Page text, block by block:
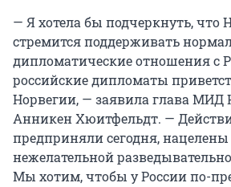
— Я хотела бы подчеркнуть, что
стремится поддерживать
дипломатические отношения с
российские дипломаты
Норвегии, — заявила глава МИД
Анникен Хюитфельдт. —
предприняли сегодня,
нежелательной
Мы хотим, чтобы у России по-